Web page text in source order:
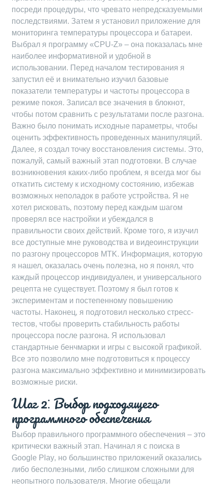
посреди процедуры‚ что чревато непредсказуемыми
последствиями. Затем я установил приложение для
мониторинга температуры процессора и батареи.
Выбрал я программу «CPU-Z» – она показалась мне
наиболее информативной и удобной в
использовании. Перед началом тестирования я
запустил её и внимательно изучил базовые
показатели температуры и частоты процессора в
режиме покоя. Записал все значения в блокнот‚
чтобы потом сравнить с результатами после разгона.
Важно было понимать исходные параметры‚ чтобы
оценить эффективность проведенных манипуляций.
Далее‚ я создал точку восстановления системы. Это‚
пожалуй‚ самый важный этап подготовки. В случае
возникновения каких-либо проблем‚ я всегда мог бы
откатить систему к исходному состоянию‚ избежав
возможных неполадок в работе устройства. Я не
хотел рисковать‚ поэтому перед каждым шагом
проверял все настройки и убеждался в
правильности своих действий. Кроме того‚ я изучил
все доступные мне руководства и видеоинструкции
по разгону процессоров MTK. Информация‚ которую
я нашел‚ оказалась очень полезна‚ но я понял‚ что
каждый процессор индивидуален‚ и универсального
рецепта не существует. Поэтому я был готов к
экспериментам и постепенному повышению
частоты. Наконец‚ я подготовил несколько стресс-
тестов‚ чтобы проверить стабильность работы
процессора после разгона. Я использовал
стандартные бенчмарки и игры с высокой графикой.
Все это позволило мне подготовиться к процессу
разгона максимально эффективно и минимизировать
возможные риски.
Шаг 2⁚ Выбор подходящего
программного обеспечения
Выбор правильного программного обеспечения – это
критически важный этап. Начинал я с поиска в
Google Play‚ но большинство приложений оказались
либо бесполезными‚ либо слишком сложными для
неопытного пользователя. Многие обещали